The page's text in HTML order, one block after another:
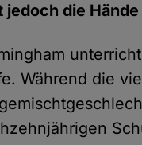
die
Während die